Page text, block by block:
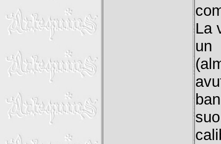
La
un